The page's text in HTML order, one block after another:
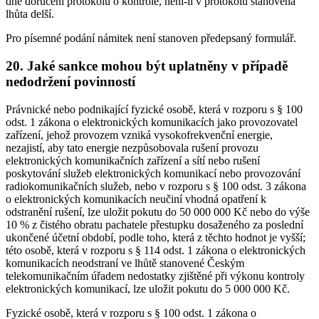
lhůta delší.
Pro písemné podání námitek není stanoven předepsaný formulář.
20. Jaké sankce mohou být uplatněny v případě
nedodržení povinností
Právnické nebo podnikající fyzické osobě, která v rozporu s § 100
odst. 1 zákona o elektronických komunikacích jako provozovatel
zařízení, jehož provozem vzniká vysokofrekvenční energie,
nezajistí, aby tato energie nezpůsobovala rušení provozu
elektronických komunikačních zařízení a sítí nebo rušení
poskytování služeb elektronických komunikací nebo provozování
radiokomunikačních služeb, nebo v rozporu s § 100 odst. 3 zákona
o elektronických komunikacích neučiní vhodná opatření k
odstranění rušení, lze uložit pokutu do 50 000 000 Kč nebo do výše
10 % z čistého obratu pachatele přestupku dosaženého za poslední
ukončené účetní období, podle toho, která z těchto hodnot je vyšší;
této osobě, která v rozporu s § 114 odst. 1 zákona o elektronických
komunikacích neodstraní ve lhůtě stanovené Českým
telekomunikačním úřadem nedostatky zjištěné při výkonu kontroly
elektronických komunikací, lze uložit pokutu do 5 000 000 Kč.
Fyzické osobě, která v rozporu s § 100 odst. 1 zákona o